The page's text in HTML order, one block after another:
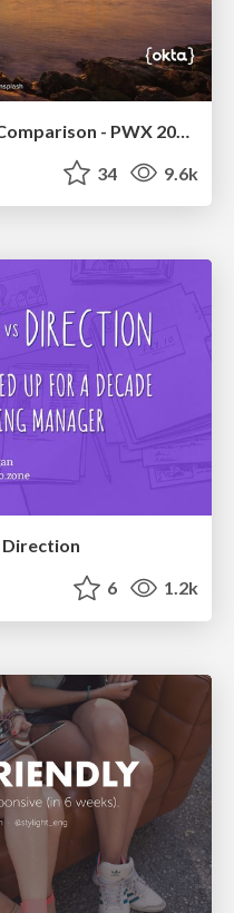
34 9.6k
Direction
6 1.2k